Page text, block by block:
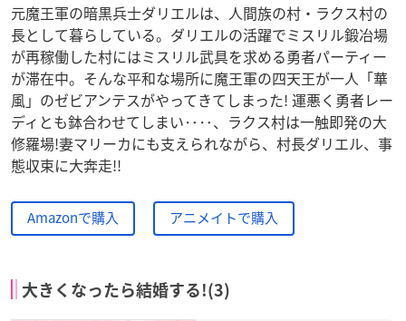
元魔王軍の暗黒兵士ダリエルは、人間族の村・ラクス村の
長として暮らしている。ダリエルの活躍でミスリル鍛冶場
が再稼働した村にはミスリル武具を求める勇者パーティー
が滞在中。そんな平和な場所に魔王軍の四天王が一人「華
風」のゼビアンテスがやってきてしまった! 運悪く勇者レー
ディとも鉢合わせてしまい‥‥、ラクス村は一触即発の大
修羅場!妻マリーカにも支えられながら、村長ダリエル、事
態収束に大奔走!!
Amazonで購入 アニメイトで購入
大きくなったら結婚する!(3)